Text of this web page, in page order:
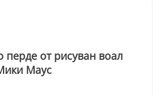
перде от рисуван воал
Маус